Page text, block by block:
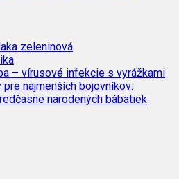
zeleninová
– vírusové infekcie s vyrážkami
najmenších bojovníkov:
narodených bábätiek